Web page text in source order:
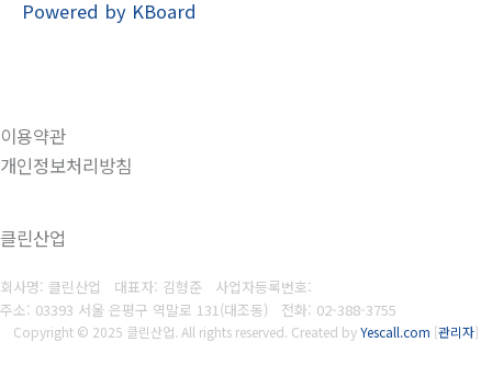
Powered by KBoard
이용약관
개인정보처리방침
클린산업
회사명: 클린산업 대표자: 김형준 사업자등록번호:
주소: 03393 서울 은평구 역말로 131(대조동) 전화: 02-388-3755
Copyright © 2025 클린산업. All rights reserved. Created byYescall.com [관리자]